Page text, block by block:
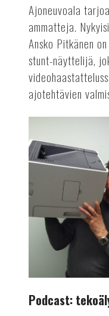
Ajoneuvoala
ammatteja.
Ansko Pitkänen
stunt-näyttelijä,
ajotehtävien
tekoäly
ajoneuvoissa
Podcast: